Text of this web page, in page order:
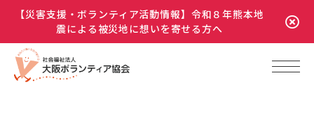
【災害支援・ボランティア活動情報】令和８年熊本地
震による被災地に想いを寄せる方へ